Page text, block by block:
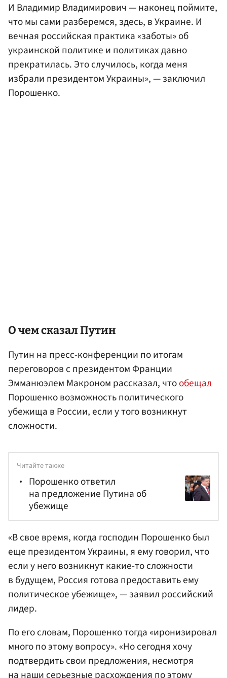
И Владимир Владимирович — наконец поймите,
что мы сами разберемся, здесь, в Украине. И
вечная российская практика «заботы» об
украинской политике и политиках давно
прекратилась. Это случилось, когда меня
избрали президентом Украины», — заключил
Порошенко.
О чем сказал Путин
Путин на пресс-конференции по итогам
переговоров с президентом Франции
Эмманюэлем Макроном рассказал, чтообещал
Порошенко возможность политического
убежища в России, если у того возникнут
сложности.
Читайте также
Порошенко ответил
на предложение Путина об
убежище
«В свое время, когда господин Порошенко был
еще президентом Украины, я ему говорил, что
если у него возникнут какие-то сложности
в будущем, Россия готова предоставить ему
политическое убежище», — заявил российский
лидер.
По его словам, Порошенко тогда «иронизировал
много по этому вопросу». «Но сегодня хочу
подтвердить свои предложения, несмотря
на наши серьезные расхождения по этому